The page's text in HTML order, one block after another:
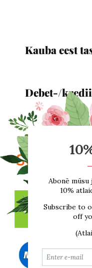
Kauba eest
Debet-/
Maksa